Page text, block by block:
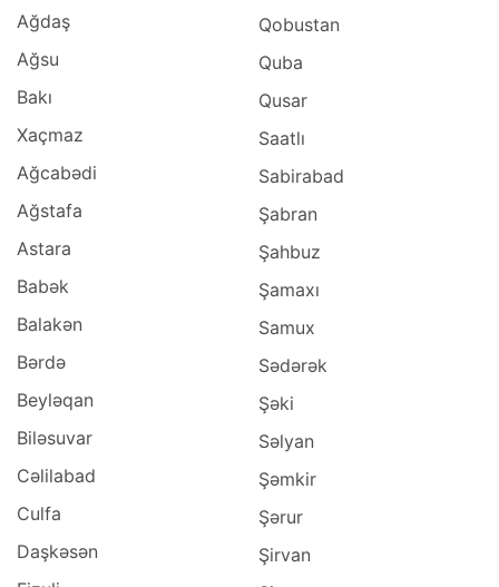
Ağdaş
Ağsu
Bakı
Xaçmaz
Ağcabədi
Ağstafa
Astara
Babək
Balakən
Bərdə
Beyləqan
Biləsuvar
Cəlilabad
Culfa
Daşkəsən
Qobustan
Quba
Qusar
Saatlı
Sabirabad
Şabran
Şahbuz
Şamaxı
Samux
Sədərək
Şəki
Səlyan
Şəmkir
Şərur
Şirvan